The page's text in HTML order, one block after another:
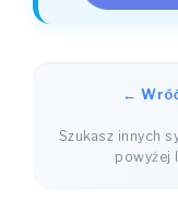
←
Szukasz innych
powyżej